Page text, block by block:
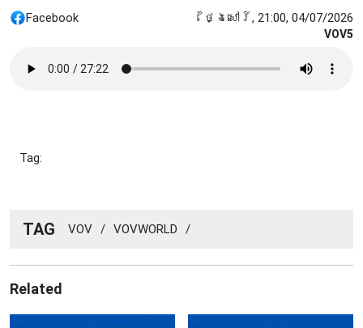
Facebook ថ្ងៃសៅរ៍, 21:00, 04/07/2026
VOV5
Tag:
TAG VOV / VOVWORLD /
Related